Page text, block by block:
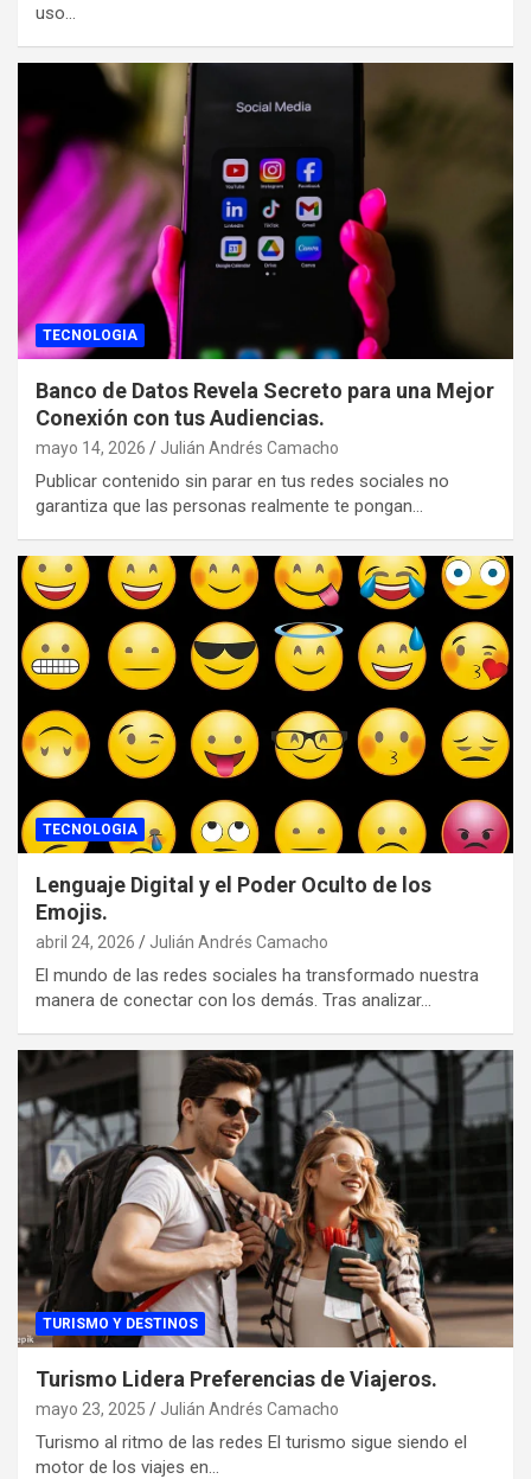
uso…
TECNOLOGIA
Banco de Datos Revela Secreto para una Mejor
Conexión con tus Audiencias.
mayo 14, 2026 Julián Andrés Camacho
Publicar contenido sin parar en tus redes sociales no
garantiza que las personas realmente te pongan…
TECNOLOGIA
Lenguaje Digital y el Poder Oculto de los
Emojis.
abril 24, 2026 Julián Andrés Camacho
El mundo de las redes sociales ha transformado nuestra
manera de conectar con los demás. Tras analizar…
TURISMO Y DESTINOS
Turismo Lidera Preferencias de Viajeros.
mayo 23, 2025 Julián Andrés Camacho
Turismo al ritmo de las redes El turismo sigue siendo el
motor de los viajes en…